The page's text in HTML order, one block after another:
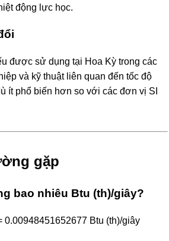
động lực học.
được sử dụng tại Hoa Kỳ trong các
và kỹ thuật liên quan đến tốc độ
ít phổ biến hơn so với các đơn vị SI
gặp
bao nhiêu Btu (th)/giây?
0.00948451652677 Btu (th)/giây